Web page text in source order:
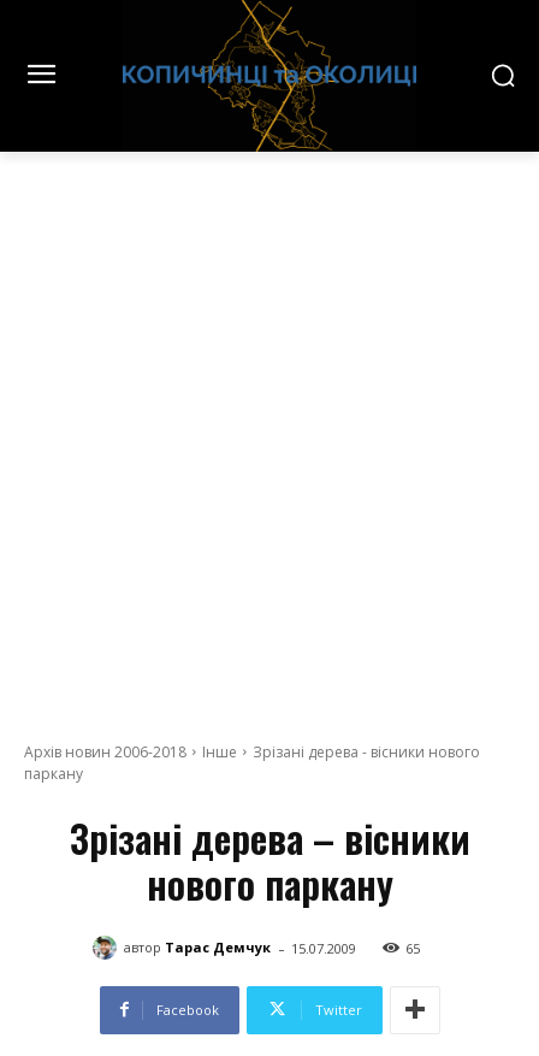
Архів новин 2006-2018 Інше
Зрізані дерева - вісники нового
паркану
Зрізані дерева – вісники
нового паркану
автор Тарас Демчук - 15.07.2009 65
Facebook Twitter